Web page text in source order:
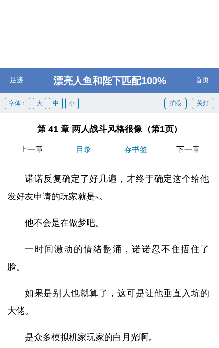
足迹 漂亮人鱼和陛下匹配100% 首页
关灯
护眼
字体： 大 中 小
第 41 章 两人战斗风格很像（第1页）
上一章 目录 存书签 下一章
诺诺反复确定了好几遍，才终于确定这个给他
发好友申请的玩家就是s。
他不会是在做梦吧。
一时间激动的情绪翻涌，诺诺忍不住捂住了
脸。
如果是别人也就算了，这可是让他垂直入坑的
大佬。
是众多模拟机家玩家的白月光啊。